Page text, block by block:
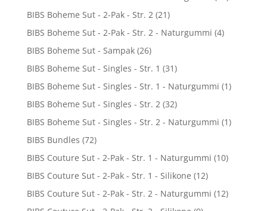
BIBS Boheme Sut - 2-Pak - Str. 2 (21)
BIBS Boheme Sut - 2-Pak - Str. 2 - Naturgummi (4)
BIBS Boheme Sut - Sampak (26)
BIBS Boheme Sut - Singles - Str. 1 (31)
BIBS Boheme Sut - Singles - Str. 1 - Naturgummi (1)
BIBS Boheme Sut - Singles - Str. 2 (32)
BIBS Boheme Sut - Singles - Str. 2 - Naturgummi (1)
BIBS Bundles (72)
BIBS Couture Sut - 2-Pak - Str. 1 - Naturgummi (10)
BIBS Couture Sut - 2-Pak - Str. 1 - Silikone (12)
BIBS Couture Sut - 2-Pak - Str. 2 - Naturgummi (12)